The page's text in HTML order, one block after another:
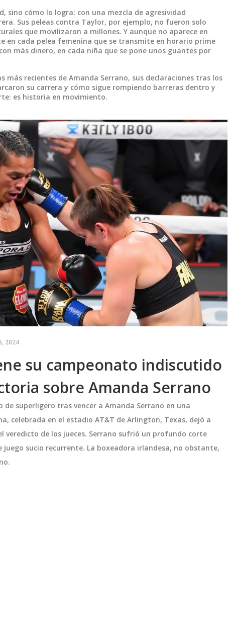
sino cómo lo logra: con una mezcla de agresividad
Sus peleas contra Taylor, por ejemplo, no fueron solo
que movilizaron a millones. Y aunque no aparece en
en cada pelea femenina que se transmite en horario prime
más dinero, en cada niña que se pone unos guantes por
más recientes de Amanda Serrano, sus declaraciones tras los
su carrera y cómo sigue rompiendo barreras dentro y
es historia en movimiento.
2024
su campeonato indiscutido
sobre Amanda Serrano
superligero tras vencer a Amanda Serrano en una
celebrada en el estadio AT&T de Arlington, Texas, dejó a
veredicto de los jueces. Serrano sufrió un profundo corte
sucio recurrente. La boxeadora irlandesa, no obstante,
DEPORTES